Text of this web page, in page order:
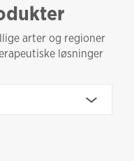
arter og regioner
løsninger